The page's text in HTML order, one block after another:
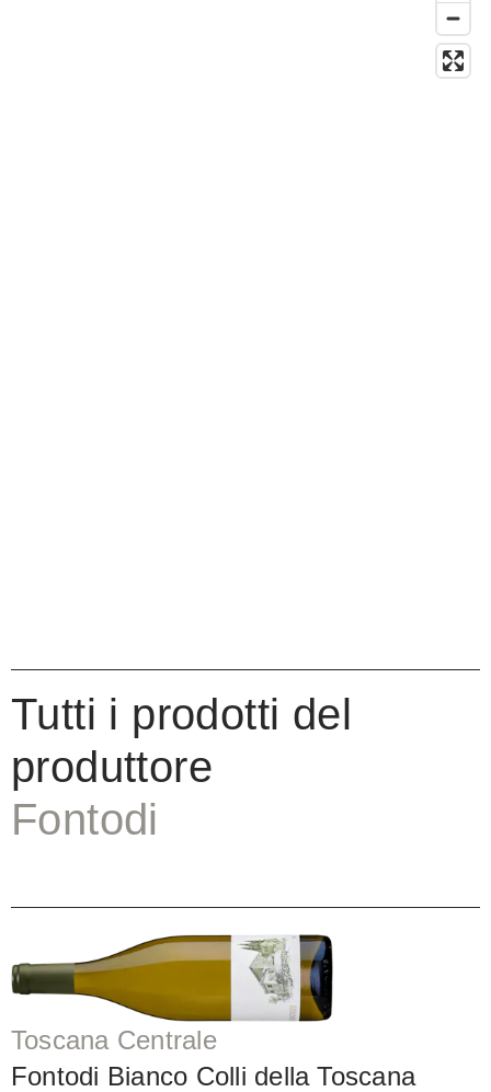
Tutti i prodotti del
produttore
Fontodi
Toscana Centrale
Fontodi Bianco Colli della Toscana